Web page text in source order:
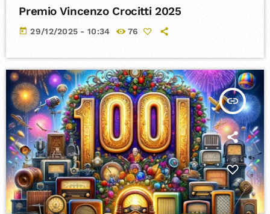
Premio Vincenzo Crocitti 2025
today 29/12/2025 - 10:34 76
insert_link